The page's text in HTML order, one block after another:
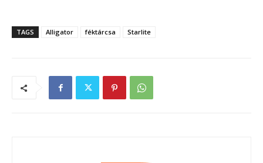
TAGS Alligator féktárcsa Starlite